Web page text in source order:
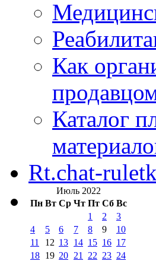
Как
Каталог
Rt.chat-
Июль 2022
Пн Вт Ср Чт Пт Сб Вс
1 2
3
4
5 6 7 8 9
10
11
12 13 14 15 16 17
18 19 20 21 22 23 24